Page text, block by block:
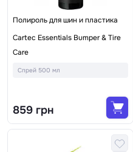
Полироль для шин и пластика
Cartec Essentials Bumper & Tire
Care
Спрей 500 мл
859 грн